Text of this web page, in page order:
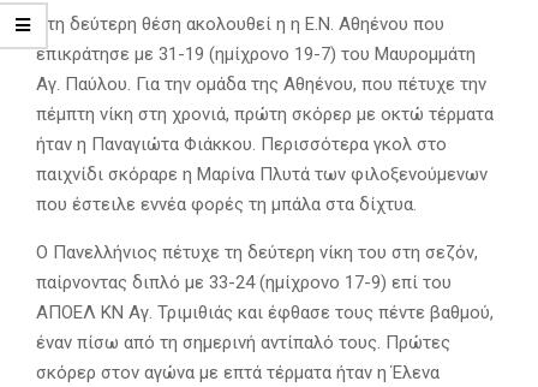
Στη δεύτερη θέση ακολουθεί η η Ε.Ν. Αθηένου που
επικράτησε με 31-19 (ημίχρονο 19-7) του Μαυρομμάτη
Αγ. Παύλου. Για την ομάδα της Αθηένου, που πέτυχε την
πέμπτη νίκη στη χρονιά, πρώτη σκόρερ με οκτώ τέρματα
ήταν η Παναγιώτα Φιάκκου. Περισσότερα γκολ στο
παιχνίδι σκόραρε η Μαρίνα Πλυτά των φιλοξενούμενων
που έστειλε εννέα φορές τη μπάλα στα δίχτυα.
O Πανελλήνιος πέτυχε τη δεύτερη νίκη του στη σεζόν,
παίρνοντας διπλό με 33-24 (ημίχρονο 17-9) επί του
ΑΠΟΕΛ ΚΝ Αγ. Τριμιθιάς και έφθασε τους πέντε βαθμού,
έναν πίσω από τη σημερινή αντίπαλό τους. Πρώτες
σκόρερ στον αγώνα με επτά τέρματα ήταν η Έλενα